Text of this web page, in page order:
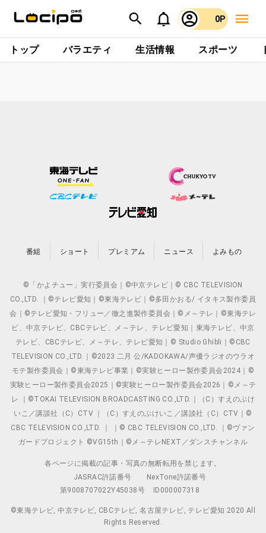
0P
トップ バラエティ 生活情報 スポーツ
番組 ショート プレミアム ニュース よみもの
©「かよチュー」実行委員会｜©中京テレビ｜© CBC TELEVISION
CO.,LTD. ｜©テレビ愛知｜©東海テレビ｜©多田かおる/ イタキス製作委員
会｜©テレビ愛知・フリュー／徹之進製作委員会｜©メ～テレ｜©東海テレ
ビ、中京テレビ、CBCテレビ、メ～テレ、テレビ愛知｜東海テレビ、中京
テレビ、CBCテレビ、メ～テレ、テレビ愛知｜© Studio Ghibli｜©CBC
TELEVISION CO.,LTD.｜©2023 二月 公/KADOKAWA/声優ラジオのウラオ
モテ製作委員会｜©東海テレビ事業｜©実験ヒーロー製作委員会2024｜©
実験ヒーロー製作委員会2025｜©実験ヒーロー製作委員会2026｜©メ～テ
レ ｜©TOKAI TELEVISION BROADCASTING CO.,LTD.｜（C）すえのぶけ
いこ／講談社（C）CTV ｜（C）すえのぶけいこ／講談社（C）CTV｜©
CBC TELEVISION CO.,LTD. ｜ ｜© CBC TELEVISION CO.,LTD. ｜©ヴァン
ガードプロジェクト ©VG15th｜©メ～テレNEXT／ダンスチャンネル
各ページに掲載の記事・写真の無断転用を禁じます。
JASRAC許諾番号
NexTone許諾番号
第9008707022Y45038号
ID000007318
©東海テレビ, 中京テレビ, CBCテレビ, 名古屋テレビ, テレビ愛知 2020 All
Rights Reserved.